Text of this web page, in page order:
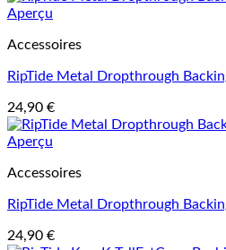
Aperçu
Accessoires
RipTide Metal Dropthrough
24,90 €
Aperçu
Accessoires
RipTide Metal Dropthrough
24,90 €